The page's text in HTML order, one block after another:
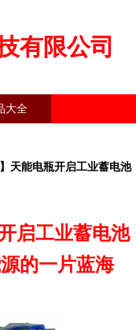
有限公司
大全
】天能电瓶开启工业蓄电池
启工业蓄电池
的一片蓝海